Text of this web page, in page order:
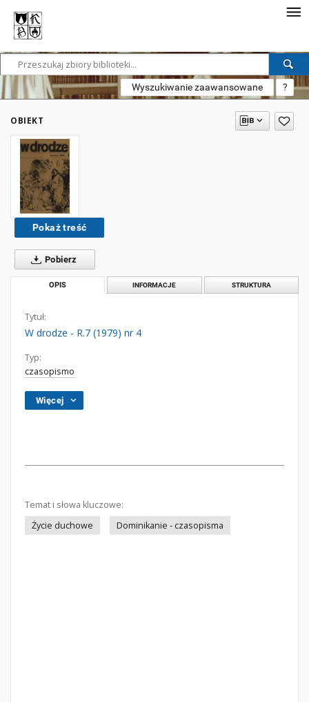
Wyszukiwanie zaawansowane ?
OBIEKT
Pokaż treść
Pobierz
OPIS INFORMACJE STRUKTURA
Tytuł:
W drodze - R.7 (1979) nr 4
Typ:
czasopismo
Więcej
Temat i słowa kluczowe:
Życie duchowe
Dominikanie - czasopisma